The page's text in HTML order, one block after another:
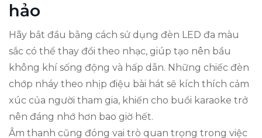
hảo
Hãy bắt đầu bằng cách sử dụng đèn LED đa màu
sắc có thể thay đổi theo nhạc, giúp tạo nên bầu
không khí sống động và hấp dẫn. Những chiếc đèn
chớp nháy theo nhịp điệu bài hát sẽ kích thích cảm
xúc của người tham gia, khiến cho buổi karaoke trở
nên đáng nhớ hơn bao giờ hết.
Âm thanh cũng đóng vai trò quan trọng trong việc